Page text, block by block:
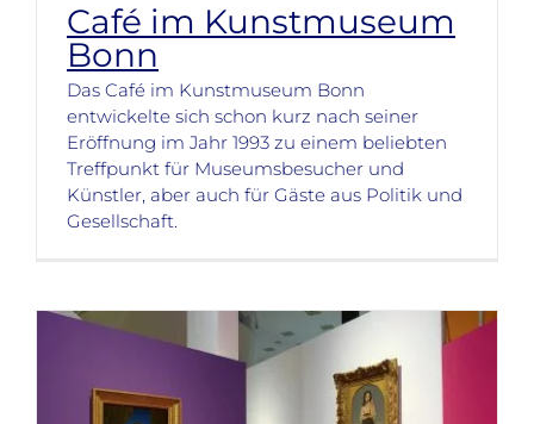
Café im Kunstmuseum
Bonn
Das Café im Kunstmuseum Bonn
entwickelte sich schon kurz nach seiner
Eröffnung im Jahr 1993 zu einem beliebten
Treffpunkt für Museumsbesucher und
Künstler, aber auch für Gäste aus Politik und
Gesellschaft.